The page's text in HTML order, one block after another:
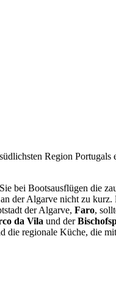
Region Portugals
bei Bootsausflügen die
an der Algarve nicht zu kurz.
der Algarve, Faro,
da Vila und der
die regionale Küche, die